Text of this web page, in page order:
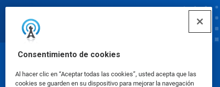
Consentimiento de cookies
Al hacer clic en “Aceptar todas las cookies”, usted acepta que las
cookies se guarden en su dispositivo para mejorar la navegación